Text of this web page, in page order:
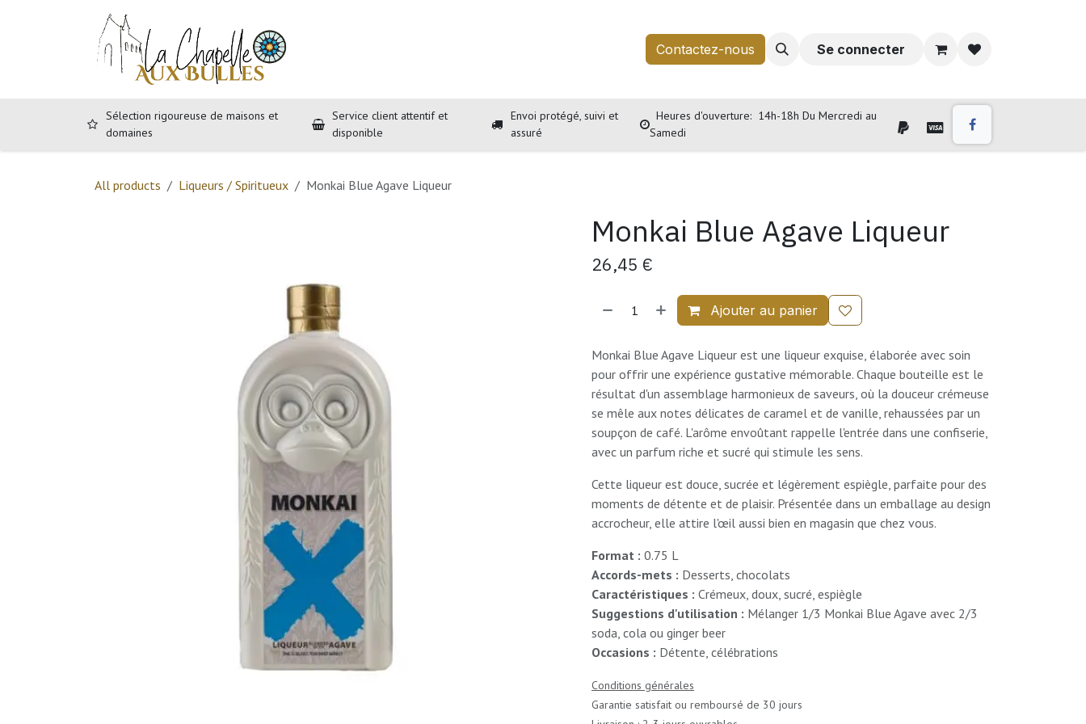
Contactez-nous Se connecter
Sélection rigoureuse de maisons et
domaines
Service client attentif et
disponible
Envoi protégé, suivi et
assuré
Heures d'ouverture: 14h-18h Du Mercredi au
Samedi
All products Liqueurs / Spiritueux Monkai Blue Agave Liqueur
Monkai Blue Agave Liqueur
26,45 €
Ajouter au panier
Monkai Blue Agave Liqueur est une liqueur exquise, élaborée avec soin
pour offrir une expérience gustative mémorable. Chaque bouteille est le
résultat d'un assemblage harmonieux de saveurs, où la douceur crémeuse
se mêle aux notes délicates de caramel et de vanille, rehaussées par un
soupçon de café. L'arôme envoûtant rappelle l'entrée dans une confiserie,
avec un parfum riche et sucré qui stimule les sens.
Cette liqueur est douce, sucrée et légèrement espiègle, parfaite pour des
moments de détente et de plaisir. Présentée dans un emballage au design
accrocheur, elle attire l'œil aussi bien en magasin que chez vous.
Format : 0.75 L
Accords-mets : Desserts, chocolats
Caractéristiques : Crémeux, doux, sucré, espiègle
Suggestions d'utilisation : Mélanger 1/3 Monkai Blue Agave avec 2/3
soda, cola ou ginger beer
Occasions : Détente, célébrations
Conditions générales
Garantie satisfait ou remboursé de 30 jours